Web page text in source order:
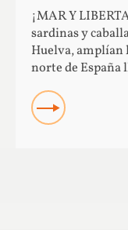
¡MAR Y
sardinas y
Huelva, amplían
norte de España
Read more